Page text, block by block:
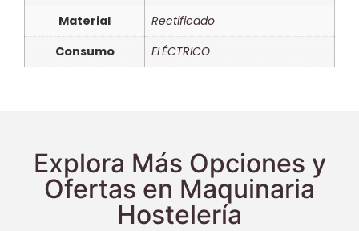
Material
Rectificado
Consumo
ELÉCTRICO
Explora Más Opciones y
Ofertas en Maquinaria
Hostelería